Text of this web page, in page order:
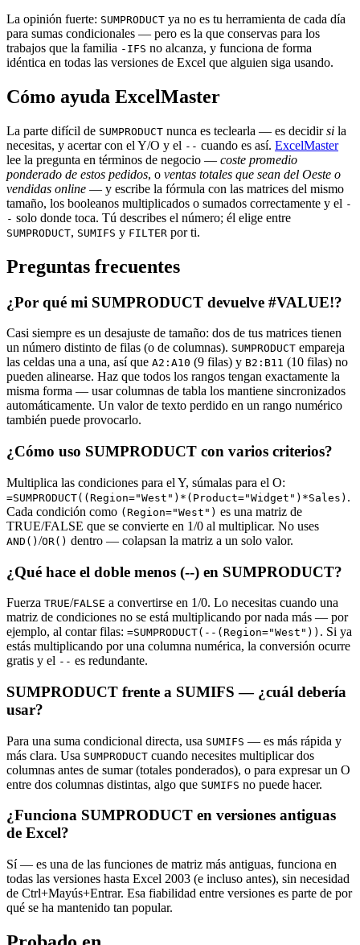
La opinión fuerte: SUMPRODUCT ya no es tu herramienta de cada día
para sumas condicionales — pero es la que conservas para los
trabajos que la familia -IFS no alcanza, y funciona de forma
idéntica en todas las versiones de Excel que alguien siga usando.
Cómo ayuda ExcelMaster
La parte difícil de SUMPRODUCT nunca es teclearla — es decidirsi la
necesitas, y acertar con el Y/O y el -- cuando es así. ExcelMaster
lee la pregunta en términos de negocio — coste promedio
ponderado de estos pedidos, o ventas totales que sean del Oeste o
vendidas online — y escribe la fórmula con las matrices del mismo
tamaño, los booleanos multiplicados o sumados correctamente y el -
- solo donde toca. Tú describes el número; él elige entre
SUMPRODUCT, SUMIFS y FILTER por ti.
Preguntas frecuentes
¿Por qué mi SUMPRODUCT devuelve #VALUE!?
Casi siempre es un desajuste de tamaño: dos de tus matrices tienen
un número distinto de filas (o de columnas). SUMPRODUCT empareja
las celdas una a una, así que A2:A10 (9 filas) y B2:B11 (10 filas) no
pueden alinearse. Haz que todos los rangos tengan exactamente la
misma forma — usar columnas de tabla los mantiene sincronizados
automáticamente. Un valor de texto perdido en un rango numérico
también puede provocarlo.
¿Cómo uso SUMPRODUCT con varios criterios?
Multiplica las condiciones para el Y, súmalas para el O:
=SUMPRODUCT((Region="West")*(Product="Widget")*Sales) .
Cada condición como (Region="West") es una matriz de
TRUE/FALSE que se convierte en 1/0 al multiplicar. No uses
AND() /OR() dentro — colapsan la matriz a un solo valor.
¿Qué hace el doble menos (--) en SUMPRODUCT?
Fuerza TRUE/FALSE a convertirse en 1/0. Lo necesitas cuando una
matriz de condiciones no se está multiplicando por nada más — por
ejemplo, al contar filas: =SUMPRODUCT(--(Region="West")) . Si ya
estás multiplicando por una columna numérica, la conversión ocurre
gratis y el -- es redundante.
SUMPRODUCT frente a SUMIFS — ¿cuál debería
usar?
Para una suma condicional directa, usa SUMIFS — es más rápida y
más clara. Usa SUMPRODUCT cuando necesites multiplicar dos
columnas antes de sumar (totales ponderados), o para expresar un O
entre dos columnas distintas, algo que SUMIFS no puede hacer.
¿Funciona SUMPRODUCT en versiones antiguas
de Excel?
Sí — es una de las funciones de matriz más antiguas, funciona en
todas las versiones hasta Excel 2003 (e incluso antes), sin necesidad
de Ctrl+Mayús+Entrar. Esa fiabilidad entre versiones es parte de por
qué se ha mantenido tan popular.